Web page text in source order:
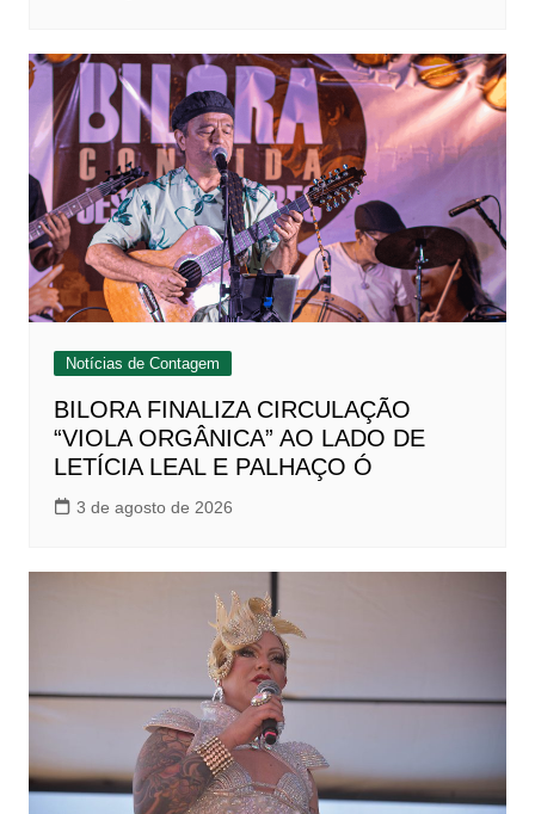
Notícias de Contagem
BILORA FINALIZA CIRCULAÇÃO
“VIOLA ORGÂNICA” AO LADO DE
LETÍCIA LEAL E PALHAÇO Ó
3 de agosto de 2026